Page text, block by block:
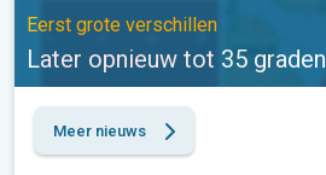
Eerst grote verschillen
Later opnieuw tot 35 graden
Meer nieuws